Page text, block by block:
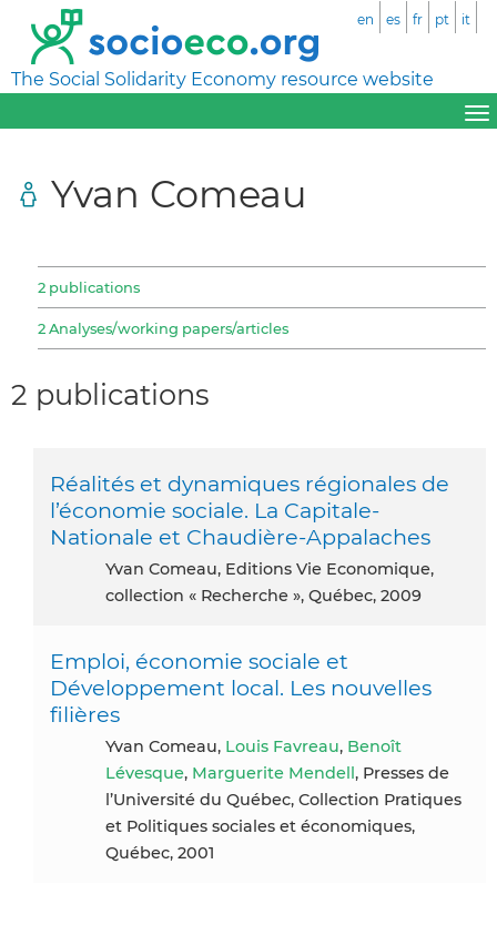
The Social Solidarity Economy resource website
en es fr pt it
Yvan Comeau
2 publications
2 Analyses/working papers/articles
2 publications
Réalités et dynamiques régionales de
l’économie sociale. La Capitale-
Nationale et Chaudière-Appalaches
Yvan Comeau, Editions Vie Economique,
collection « Recherche », Québec, 2009
Emploi, économie sociale et
Développement local. Les nouvelles
filières
Yvan Comeau, Louis Favreau, Benoît
Lévesque, Marguerite Mendell, Presses de
l’Université du Québec, Collection Pratiques
et Politiques sociales et économiques,
Québec, 2001